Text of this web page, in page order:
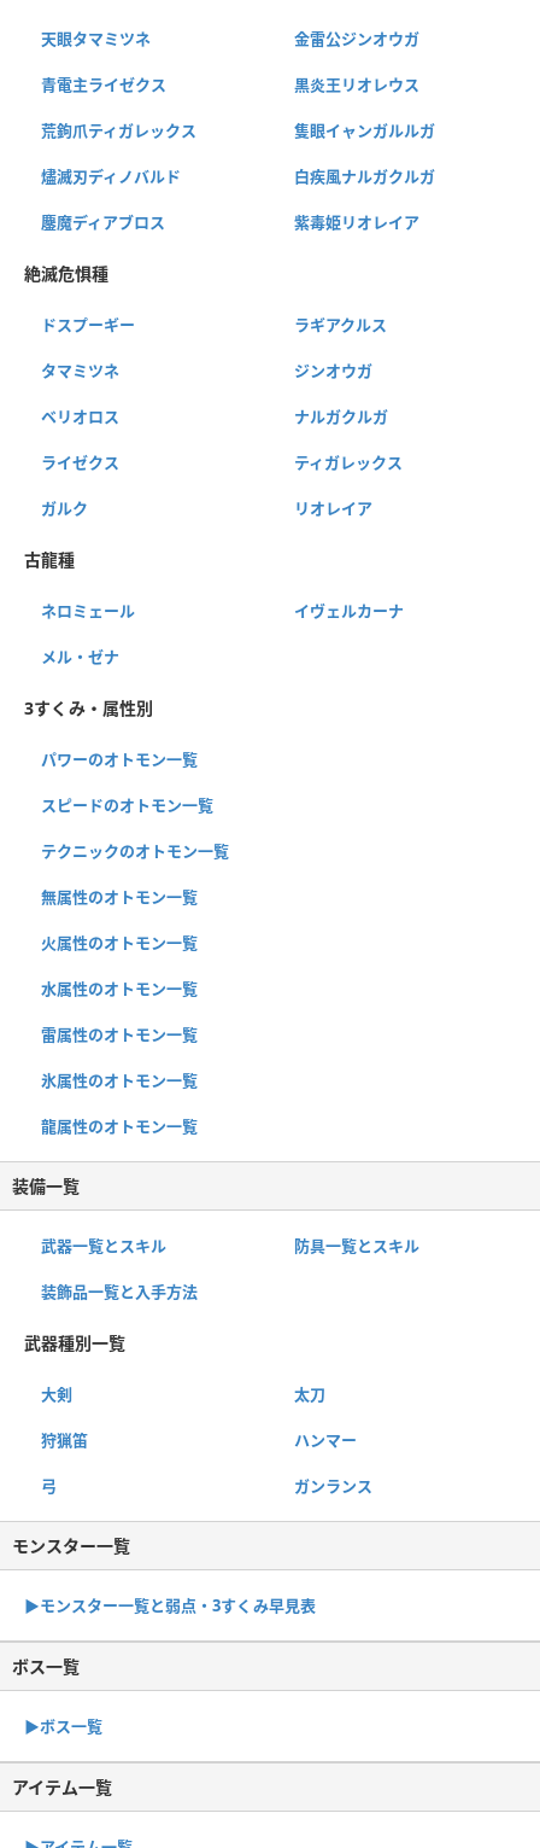
天眼タマミツネ 金雷公ジンオウガ
青電主ライゼクス 黒炎王リオレウス
荒鉤爪ティガレックス 隻眼イャンガルルガ
燼滅刃ディノバルド 白疾風ナルガクルガ
鏖魔ディアブロス 紫毒姫リオレイア
絶滅危惧種
ドスプーギー ラギアクルス
タマミツネ ジンオウガ
ベリオロス ナルガクルガ
ライゼクス ティガレックス
ガルク リオレイア
古龍種
ネロミェール イヴェルカーナ
メル・ゼナ
3すくみ・属性別
パワーのオトモン一覧
スピードのオトモン一覧
テクニックのオトモン一覧
無属性のオトモン一覧
火属性のオトモン一覧
水属性のオトモン一覧
雷属性のオトモン一覧
氷属性のオトモン一覧
龍属性のオトモン一覧
装備一覧
武器一覧とスキル 防具一覧とスキル
装飾品一覧と入手方法
武器種別一覧
大剣 太刀
狩猟笛 ハンマー
弓 ガンランス
モンスター一覧
▶︎モンスター一覧と弱点・3すくみ早見表
ボス一覧
▶︎ボス一覧
アイテム一覧